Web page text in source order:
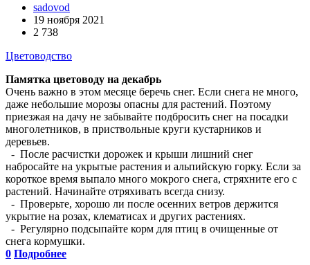
sadovod
19 ноября 2021
2 738
Цветоводство
Памятка цветоводу на декабрь
Очень важно в этом месяце беречь снег. Если снега не много,
даже небольшие морозы опасны для растений. Поэтому
приезжая на дачу не забывайте подбросить снег на посадки
многолетников, в приствольные круги кустарников и
деревьев.
- После расчистки дорожек и крыши лишний снег
набросайте на укрытые растения и альпийскую горку. Если за
короткое время выпало много мокрого снега, стряхните его с
растений. Начинайте отряхивать всегда снизу.
- Проверьте, хорошо ли после осенних ветров держится
укрытие на розах, клематисах и других растениях.
- Регулярно подсыпайте корм для птиц в очищенные от
снега кормушки.
0 Подробнее